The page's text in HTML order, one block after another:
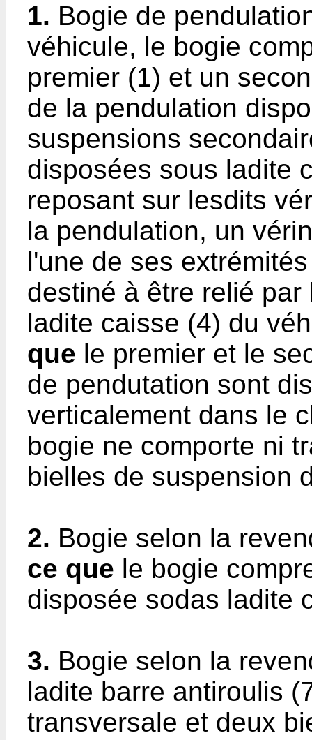
1. Bogie de
véhicule, le bogie
premier (1) et un
de la pendulation
suspensions
disposées sous ladite
reposant sur lesdits
la pendulation, un
l'une de ses
destiné à être relié
ladite caisse (4) du
que le premier et le
de pendutation sont
verticalement dans le
bogie ne comporte ni
bielles de suspension
2. Bogie selon la
ce que le bogie
disposée sodas ladite
3. Bogie selon la
ladite barre antiroulis
transversale et deux